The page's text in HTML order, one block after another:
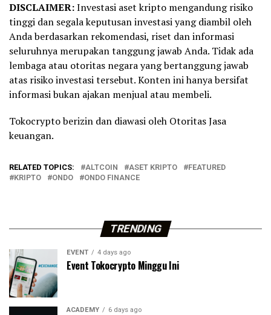
DISCLAIMER:Investasi aset kripto mengandung risiko
tinggi dan segala keputusan investasi yang diambil oleh
Anda berdasarkan rekomendasi, riset dan informasi
seluruhnya merupakan tanggung jawab Anda. Tidak ada
lembaga atau otoritas negara yang bertanggung jawab
atas risiko investasi tersebut. Konten ini hanya bersifat
informasi bukan ajakan menjual atau membeli.
Tokocrypto berizin dan diawasi oleh Otoritas Jasa
keuangan.
RELATED TOPICS: ALTCOIN ASET KRIPTO
FEATURED
KRIPTO
ONDO ONDO FINANCE
TRENDING
EVENT 4 days ago
Event Tokocrypto Minggu Ini
ACADEMY 6 days ago